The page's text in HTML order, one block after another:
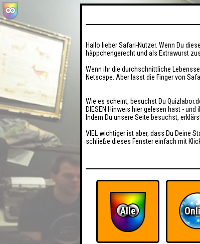
Hallo lieber Safari-Nutzer. Wenn Du
häppchengerecht und als Extrawurst
Wenn ihr die durchschnittliche
Netscape. Aber lasst die Finger von
Wie es scheint, besuchst Du
DIESEN Hinweis hier gelesen hast -
Indem Du unsere Seite besuchst,
VIEL wichtiger ist aber, dass Du Deine
schließe dieses Fenster einfach mit
Alle